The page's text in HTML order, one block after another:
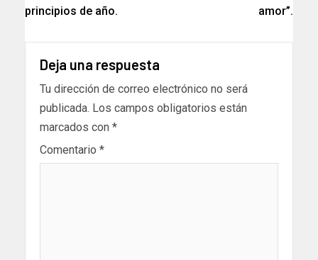
principios de año.
amor”.
Deja una respuesta
Tu dirección de correo electrónico no será
publicada. Los campos obligatorios están
marcados con *
Comentario *